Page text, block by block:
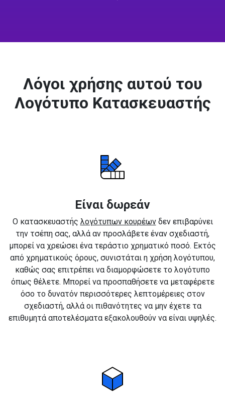
Λόγοι χρήσης αυτού του
Λογότυπο Κατασκευαστής
Είναι δωρεάν
Ο κατασκευαστής λογότυπων κουρέωνδεν επιβαρύνει
την τσέπη σας, αλλά αν προσλάβετε έναν σχεδιαστή,
μπορεί να χρεώσει ένα τεράστιο χρηματικό ποσό. Εκτός
από χρηματικούς όρους, συνιστάται η χρήση λογότυπου,
καθώς σας επιτρέπει να διαμορφώσετε το λογότυπο
όπως θέλετε. Μπορεί να προσπαθήσετε να μεταφέρετε
όσο το δυνατόν περισσότερες λεπτομέρειες στον
σχεδιαστή, αλλά οι πιθανότητες να μην έχετε τα
επιθυμητά αποτελέσματα εξακολουθούν να είναι υψηλές.